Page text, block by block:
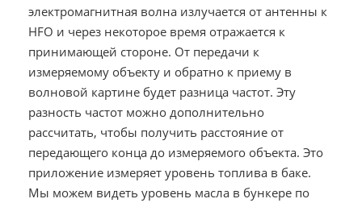
электромагнитная волна излучается от антенны к
HFO и через некоторое время отражается к
принимающей стороне. От передачи к
измеряемому объекту и обратно к приему в
волновой картине будет разница частот. Эту
разность частот можно дополнительно
рассчитать, чтобы получить расстояние от
передающего конца до измеряемого объекта. Это
приложение измеряет уровень топлива в баке.
Мы можем видеть уровень масла в бункере по